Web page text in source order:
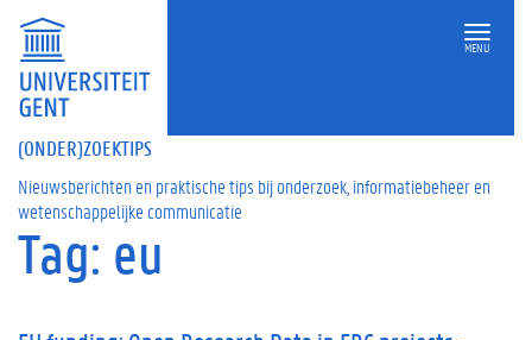
MENU
(ONDER)ZOEKTIPS
Nieuwsberichten en praktische tips bij onderzoek, informatiebeheer en
wetenschappelijke communicatie
Tag: eu